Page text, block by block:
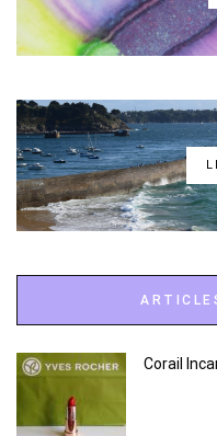
Corail